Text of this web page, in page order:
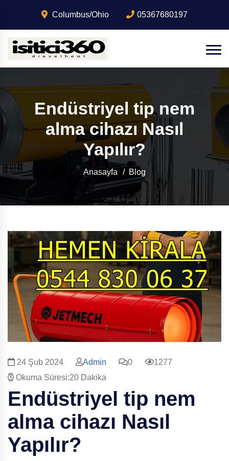
Columbus/Ohio 05367680197
Endüstriyel tip nem
alma cihazı Nasıl
Yapılır?
Anasayfa Blog
24 Şub 2024 Admin 0
1277
Okuma Süresi:20 Dakika
Endüstriyel tip nem
alma cihazı Nasıl
Yapılır?